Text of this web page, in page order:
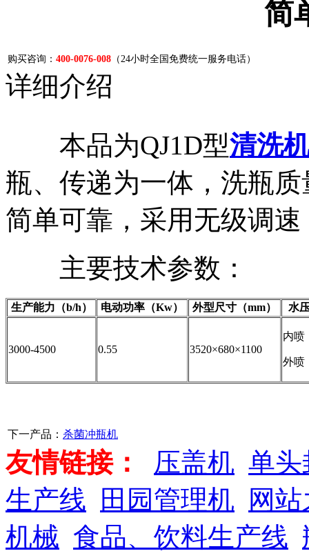
简
购买咨询： 400-0076-008 （24小时全国免费统一服务电话）
详细介绍
本品为QJ1D型清洗
瓶、传递为一体，洗瓶
简单可靠，采用无级调
主要技术参数：
生产能力（b/h） 电动功率（Kw） 外型尺寸（mm） 水
3000-4500 0.55 3520×680×1100
内喷
外喷
下一产品： 杀菌冲瓶机
友情链接： 压盖机 单头
生产线
田园管理机
网
机械 食品、饮料生产线